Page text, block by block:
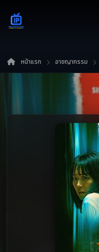
หน้าแรก อาชญากรรม